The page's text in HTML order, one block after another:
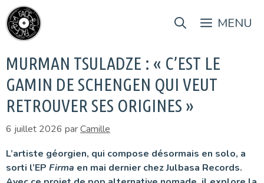
Aller
au
contenu
MENU
MURMAN TSULADZE : « C’EST LE
GAMIN DE SCHENGEN QUI VEUT
RETROUVER SES ORIGINES »
6 juillet 2026 parCamille
L’artiste géorgien, qui compose désormais en solo, a
sorti l’EP Firma en mai dernier chez Julbasa Records.